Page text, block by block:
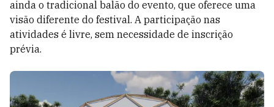
ainda o tradicional balão do evento, que oferece uma
visão diferente do festival. A participação nas
atividades é livre, sem necessidade de inscrição
prévia.